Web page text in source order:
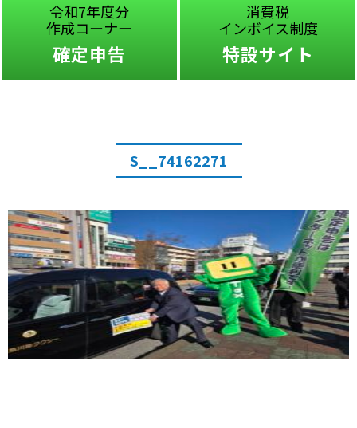
令和7年度分
作成コーナー
確定申告
消費税
インボイス制度
特設サイト
S__74162271